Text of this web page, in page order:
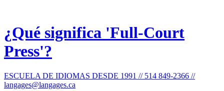
¿Qué significa 'Full-Court
Press'?
ESCUELA DE IDIOMAS DESDE 1991 // 514 849-2366 //
langages@langages.ca